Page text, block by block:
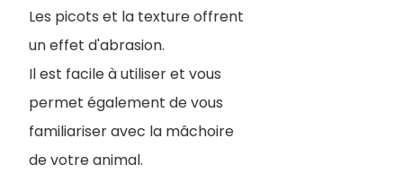
Les picots et la texture offrent
un effet d'abrasion.
Il est facile à utiliser et vous
permet également de vous
familiariser avec la mâchoire
de votre animal.